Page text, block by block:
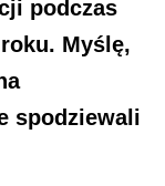
podczas
Myślę,
spodziewali